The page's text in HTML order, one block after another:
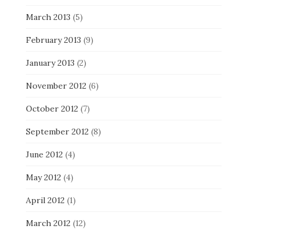
March 2013 (5)
February 2013 (9)
January 2013 (2)
November 2012(6)
October 2012(7)
September 2012(8)
June 2012(4)
May 2012(4)
April 2012(1)
March 2012(12)